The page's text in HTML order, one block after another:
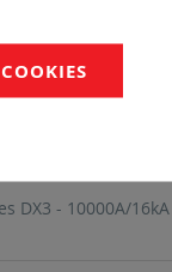
DX3 - 10000A/
DX3 - 10000A/